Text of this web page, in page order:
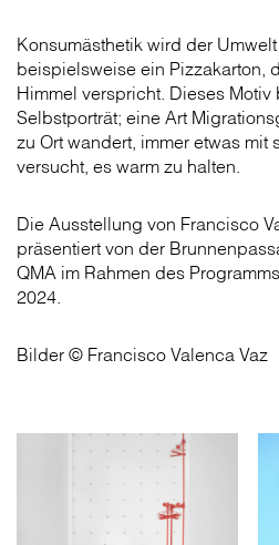
Konsumästhetik wird der
beispielsweise ein Pizzakarton,
Himmel verspricht. Dieses
Selbstporträt; eine Art
zu Ort wandert, immer etwas
versucht, es warm zu halten.
Die Ausstellung von Francisco
präsentiert von der
QMA im Rahmen des
2024.
Bilder © Francisco Valenca Vaz